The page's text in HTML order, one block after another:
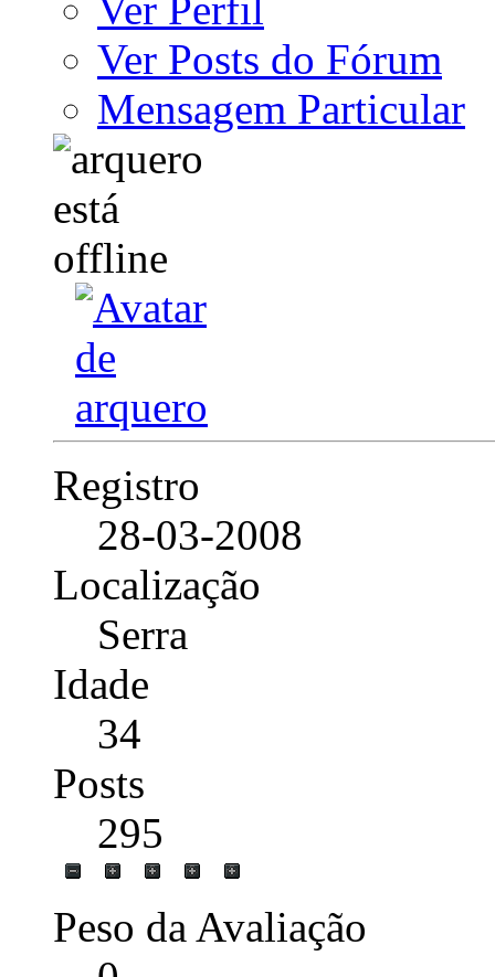
Ver Perfil
Ver Posts do Fórum
Mensagem Particular
Registro
28-03-2008
Localização
Serra
Idade
34
Posts
295
Peso da Avaliação